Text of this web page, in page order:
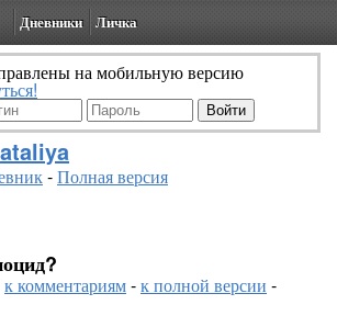
Дневники Личка
на мобильную версию
-Полная версия
к комментариям-к полной версии -